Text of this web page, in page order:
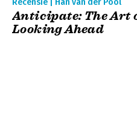
Recensie | Han van der Pool
Anticipate: The Art
Looking Ahead